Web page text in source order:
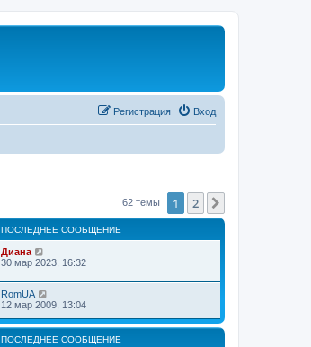
Вход
Регистрация
62 темы 1 2
ПОСЛЕДНЕЕ СООБЩЕНИЕ
Диана
30 мар 2023, 16:32
RomUA
12 мар 2009, 13:04
ПОСЛЕДНЕЕ СООБЩЕНИЕ